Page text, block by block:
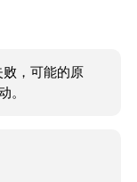
，可能的原
。